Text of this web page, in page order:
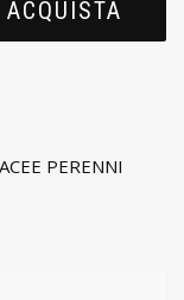
ACQUISTA
PERENNI